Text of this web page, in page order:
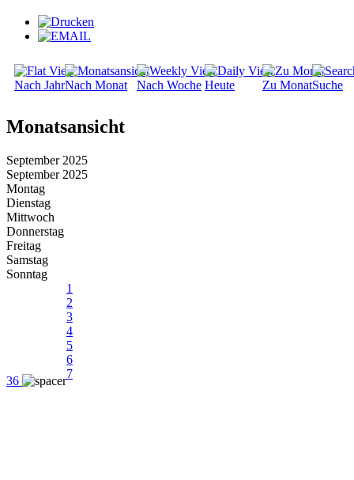
Nach JahrNach Monat Nach Woche Heute Zu MonatSuche
Monatsansicht
September 2025
September 2025
Montag
Dienstag
Mittwoch
Donnerstag
Freitag
Samstag
Sonntag
36
1
2
3
4
5
6
7